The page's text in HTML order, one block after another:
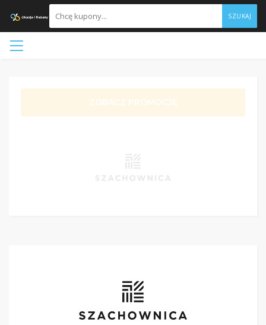
SZUKAJ
ZOBACZ PROMOCJĘ